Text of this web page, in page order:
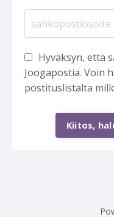
Hyväksyn, että
Joogapostia. Voin
postituslistalta
Kiitos,